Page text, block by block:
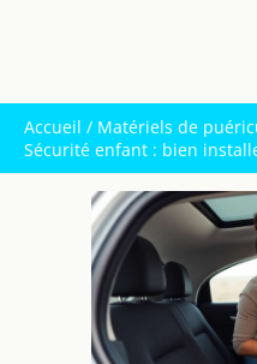
Accueil
Matériels de
Sécurité enfant : bien